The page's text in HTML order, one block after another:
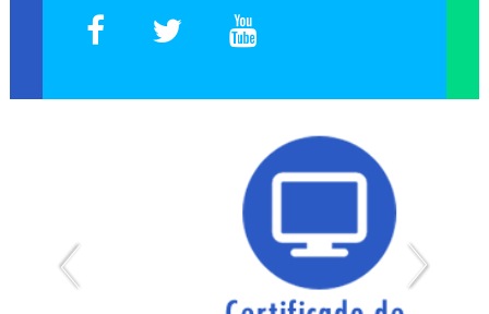
Capacitación Empleados
Elección de Representantes 2019
SIG Interno - Sistema Integrado de Gestión
SIG Externo - Sistema Integrado de Gestión
Select Language ▼